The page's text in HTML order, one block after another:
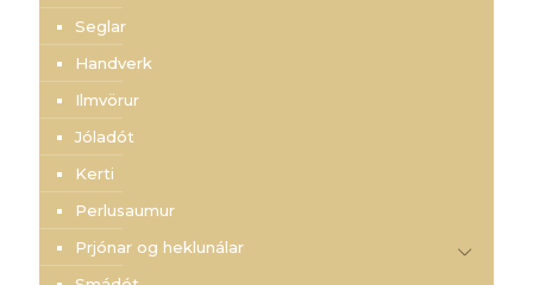
Seglar
Handverk
Ilmvörur
Jóladót
Kerti
Perlusaumur
Prjónar og heklunálar